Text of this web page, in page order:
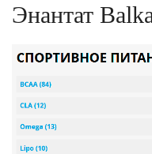
Энантат